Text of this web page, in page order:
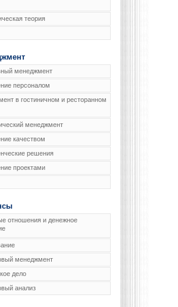
теория
менеджмент
персоналом
в гостиничном и ресторанном
менеджмент
качеством
решения
проектами
отношения и денежное
менеджмент
дело
анализ